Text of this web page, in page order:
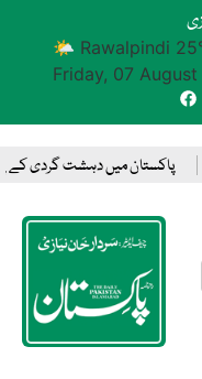
🌤 Rawalpindi
Friday, 07
پاکستان میں دہشت گردی کے